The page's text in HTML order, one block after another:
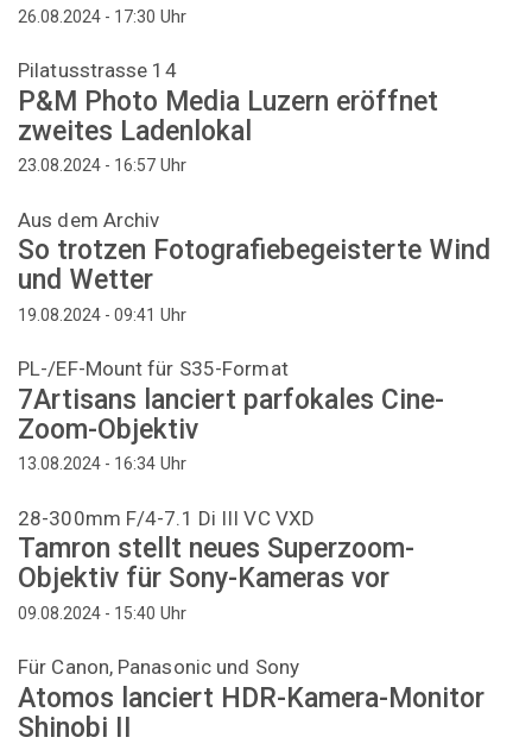
26.08.2024 - 17:30 Uhr
Pilatusstrasse 14
P&M Photo Media Luzern eröffnet
zweites Ladenlokal
23.08.2024 - 16:57 Uhr
Aus dem Archiv
So trotzen Fotografiebegeisterte Wind
und Wetter
19.08.2024 - 09:41 Uhr
PL-/EF-Mount für S35-Format
7Artisans lanciert parfokales Cine-
Zoom-Objektiv
13.08.2024 - 16:34 Uhr
28-300mm F/4-7.1 Di III VC VXD
Tamron stellt neues Superzoom-
Objektiv für Sony-Kameras vor
09.08.2024 - 15:40 Uhr
Für Canon, Panasonic und Sony
Atomos lanciert HDR-Kamera-Monitor
Shinobi II